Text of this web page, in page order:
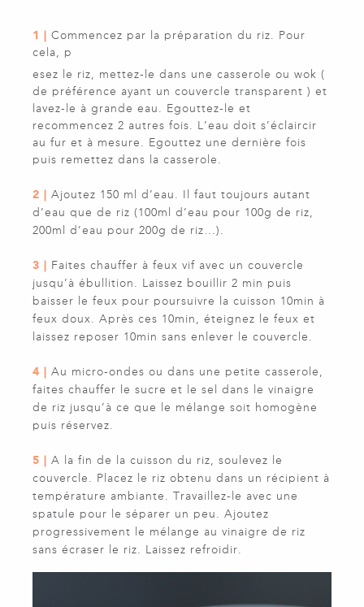
1 | Commencez par la préparation du riz. Pour
cela, p
esez le riz, mettez-le dans une casserole ou wok (
de préférence ayant un couvercle transparent ) et
lavez-le à grande eau. Egouttez-le et
recommencez 2 autres fois. L’eau doit s’éclaircir
au fur et à mesure. Egouttez une dernière fois
puis remettez dans la casserole.
2 | Ajoutez 150 ml d’eau. Il faut toujours autant
d’eau que de riz (100ml d’eau pour 100g de riz,
200ml d’eau pour 200g de riz…).
3 | Faites chauffer à feux vif avec un couvercle
jusqu’à ébullition. Laissez bouillir 2 min puis
baisser le feux pour poursuivre la cuisson 10min à
feux doux. Après ces 10min, éteignez le feux et
laissez reposer 10min sans enlever le couvercle.
4 | Au micro-ondes ou dans une petite casserole,
faites chauffer le sucre et le sel dans le vinaigre
de riz jusqu’à ce que le mélange soit homogène
puis réservez.
5 | A la fin de la cuisson du riz, soulevez le
couvercle. Placez le riz obtenu dans un récipient à
température ambiante. Travaillez-le avec une
spatule pour le séparer un peu. Ajoutez
progressivement le mélange au vinaigre de riz
sans écraser le riz. Laissez refroidir.